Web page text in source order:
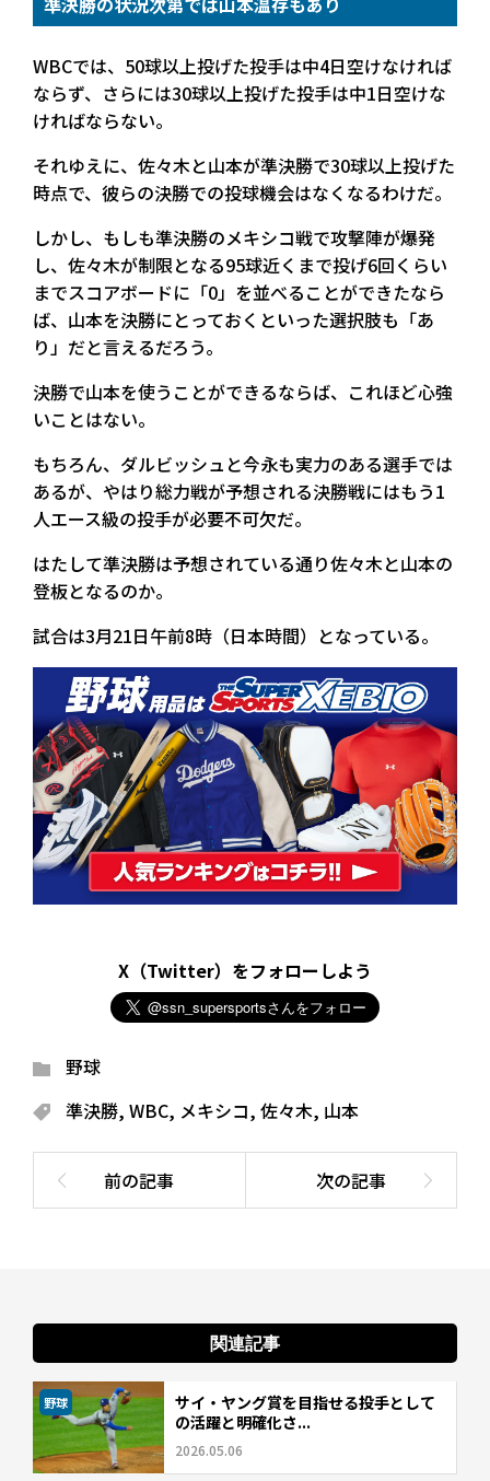
WBCでは、50球以上投げた投手は中4日空けなければ
ならず、さらには30球以上投げた投手は中1日空けな
ければならない。
それゆえに、佐々木と山本が準決勝で30球以上投げた
時点で、彼らの決勝での投球機会はなくなるわけだ。
しかし、もしも準決勝のメキシコ戦で攻撃陣が爆発
し、佐々木が制限となる95球近くまで投げ6回くらい
までスコアボードに「0」を並べることができたなら
ば、山本を決勝にとっておくといった選択肢も「あ
り」だと言えるだろう。
決勝で山本を使うことができるならば、これほど心強
いことはない。
もちろん、ダルビッシュと今永も実力のある選手では
あるが、やはり総力戦が予想される決勝戦にはもう1
人エース級の投手が必要不可欠だ。
はたして準決勝は予想されている通り佐々木と山本の
登板となるのか。
試合は3月21日午前8時（日本時間）となっている。
X（Twitter）をフォローしよう
野球
準決勝, WBC, メキシコ, 佐々木, 山本
関連記事
野球
サイ・ヤング賞を目指せる投手として
の活躍と明確化さ...
2026.05.06